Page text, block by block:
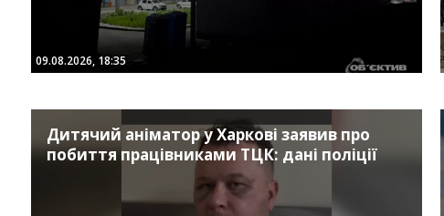
09.08.2026, 18:35
Дитячий аніматор у Харкові заявив про
побиття працівниками ТЦК: дані поліції